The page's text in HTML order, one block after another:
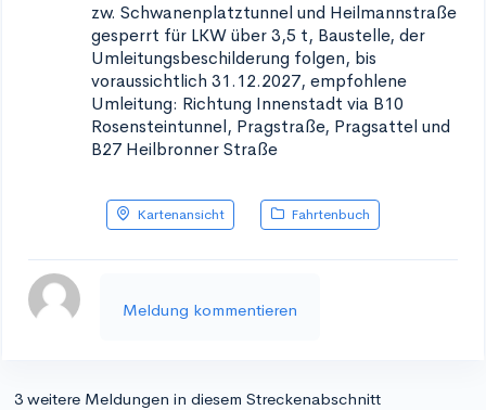
zw. Schwanenplatztunnel und Heilmannstraße
gesperrt für LKW über 3,5 t, Baustelle, der
Umleitungsbeschilderung folgen, bis
voraussichtlich 31.12.2027, empfohlene
Umleitung: Richtung Innenstadt via B10
Rosensteintunnel, Pragstraße, Pragsattel und
B27 Heilbronner Straße
Kartenansicht Fahrtenbuch
Meldung kommentieren
3 weitere Meldungen in diesem Streckenabschnitt